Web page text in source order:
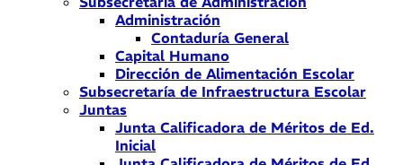
Administración
Contaduría General
Capital Humano
Dirección de Alimentación Escolar
Subsecretaría de Infraestructura Escolar
Juntas
Junta Calificadora de Méritos de Ed.
Inicial